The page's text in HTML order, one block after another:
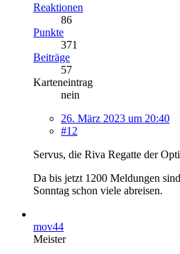
Reaktionen
86
Punkte
371
Beiträge
57
Karteneintrag
nein
26. März 2023 um 20:40
#12
Servus, die Riva Regatte der
Da bis jetzt 1200 Meldungen
Sonntag schon viele abreisen.
mov44
Meister